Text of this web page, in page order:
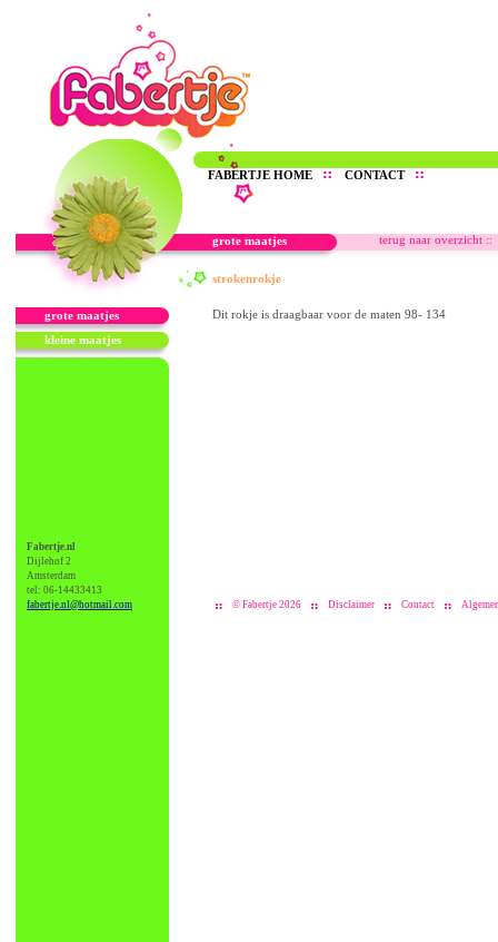
grote maatjes
kleine maatjes
FABERTJE HOME CONTACT
grote maatjes terug naar overzicht ::
strokenrokje
Dit rokje is draagbaar voor de maten 98- 134
Fabertje.nl
Dijlehof 2
Amsterdam
tel: 06-14433413
fabertje.nl@hotmail.com
© Fabertje 2026 Disclaimer Contact